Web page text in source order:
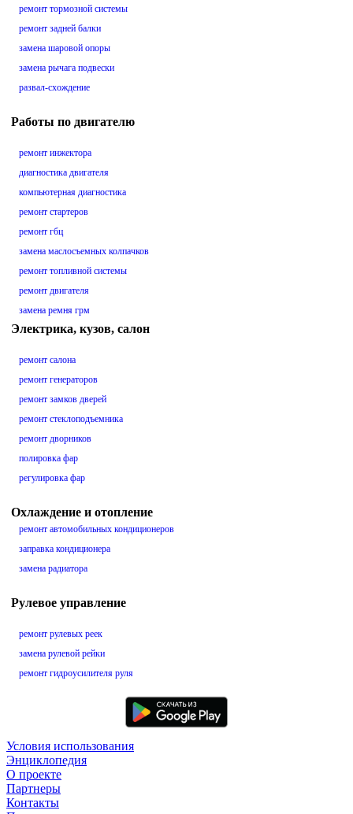
ремонт тормозной системы
ремонт задней балки
замена шаровой опоры
замена рычага подвески
развал-схождение
Работы по двигателю
ремонт инжектора
диагностика двигателя
компьютерная диагностика
ремонт стартеров
ремонт гбц
замена маслосъемных колпачков
ремонт топливной системы
ремонт двигателя
замена ремня грм
Электрика, кузов, салон
ремонт салона
ремонт генераторов
ремонт замков дверей
ремонт стеклоподъемника
ремонт дворников
полировка фар
регулировка фар
Охлаждение и отопление
ремонт автомобильных кондиционеров
заправка кондиционера
замена радиатора
Рулевое управление
ремонт рулевых реек
замена рулевой рейки
ремонт гидроусилителя руля
Условия использования
Энциклопедия
О проекте
Партнеры
Контакты